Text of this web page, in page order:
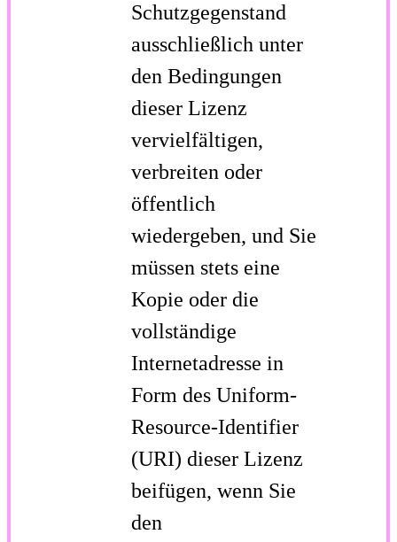
Schutzgegenstand
ausschließlich unter
den Bedingungen
dieser Lizenz
vervielfältigen,
verbreiten oder
öffentlich
wiedergeben, und Sie
müssen stets eine
Kopie oder die
vollständige
Internetadresse in
Form des Uniform-
Resource-Identifier
(URI) dieser Lizenz
beifügen, wenn Sie
den